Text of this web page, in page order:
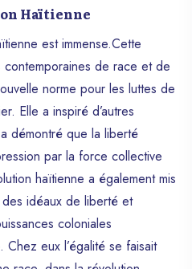
Haïtienne
est immense.Cette
de race et de
norme pour les luttes de
Elle a inspiré d’autres
démontré que la liberté
par la force collective
haïtienne a également mis
idéaux de liberté et
coloniales
eux l’égalité se faisait